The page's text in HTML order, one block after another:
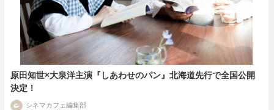
原田知世×大泉洋主演『しあわせのパン』北海道先行で全国公開
決定！
シネマカフェ編集部